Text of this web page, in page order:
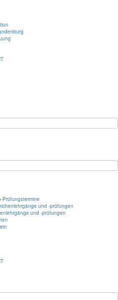
Prüfungstermine
und -prüfungen
und -prüfungen